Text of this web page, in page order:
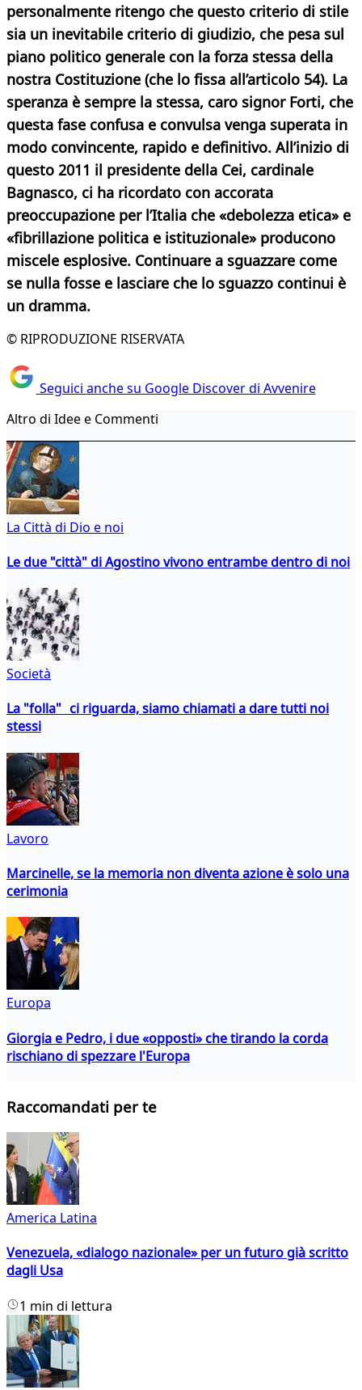
personalmente ritengo che questo criterio di stile
sia un inevitabile criterio di giudizio, che pesa sul
piano politico generale con la forza stessa della
nostra Costituzione (che lo fissa all’articolo 54). La
speranza è sempre la stessa, caro signor Forti, che
questa fase confusa e convulsa venga superata in
modo convincente, rapido e definitivo. All’inizio di
questo 2011 il presidente della Cei, cardinale
Bagnasco, ci ha ricordato con accorata
preoccupazione per l’Italia che «debolezza etica» e
«fibrillazione politica e istituzionale» producono
miscele esplosive. Continuare a sguazzare come
se nulla fosse e lasciare che lo sguazzo continui è
un dramma.
© RIPRODUZIONE RISERVATA
Seguici anche su Google Discover di Avvenire
Altro di Idee e Commenti
La Città di Dio e noi
Le due "città" di Agostino vivono entrambe dentro di noi
Società
La "folla" ci riguarda, siamo chiamati a dare tutti noi
stessi
Lavoro
Marcinelle, se la memoria non diventa azione è solo una
cerimonia
Europa
Giorgia e Pedro, i due «opposti» che tirando la corda
rischiano di spezzare l'Europa
Raccomandati per te
America Latina
Venezuela, «dialogo nazionale» per un futuro già scritto
dagli Usa
1 min di lettura